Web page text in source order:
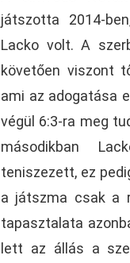
játszotta 2014-
Lacko volt. A
követően viszont
ami az adogatása
végül 6:3-ra meg
másodikban
teniszezett, ez
a játszma csak a
tapasztalata
lett az állás a